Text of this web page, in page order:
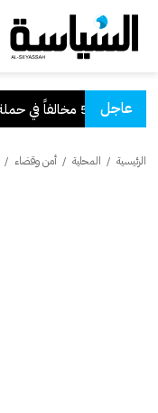
عاجل
مشتركة بالتعاون مع "القوى العاملة"
الرئيسية / المحلية / أمن وقضاء /